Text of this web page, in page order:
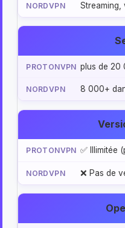
Streaming,
plus de 20
8 000+
✅ Illimitée
❌ Pas de